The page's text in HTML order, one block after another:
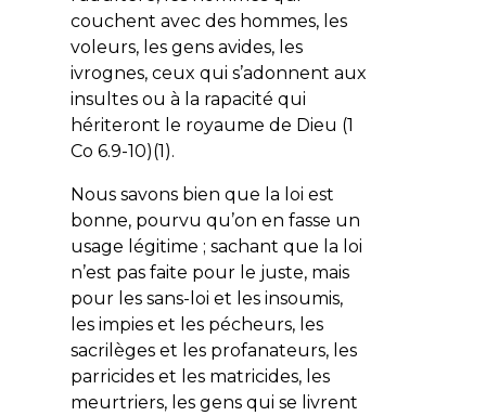
couchent avec des hommes, les
voleurs, les gens avides, les
ivrognes, ceux qui s’adonnent aux
insultes ou à la rapacité qui
hériteront le royaume de Dieu (1
Co 6.9-10)(1).
Nous savons bien que la loi est
bonne, pourvu qu’on en fasse un
usage légitime ; sachant que la loi
n’est pas faite pour le juste, mais
pour les sans-loi et les insoumis,
les impies et les pécheurs, les
sacrilèges et les profanateurs, les
parricides et les matricides, les
meurtriers, les gens qui se livrent